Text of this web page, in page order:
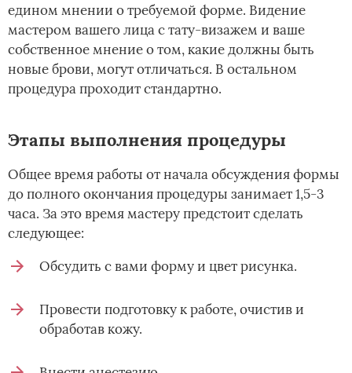
едином мнении о требуемой форме. Видение
мастером вашего лица с тату-визажем и ваше
собственное мнение о том, какие должны быть
новые брови, могут отличаться. В остальном
процедура проходит стандартно.
Этапы выполнения процедуры
Общее время работы от начала обсуждения формы
до полного окончания процедуры занимает 1,5-3
часа. За это время мастеру предстоит сделать
следующее:
Обсудить с вами форму и цвет рисунка.
Провести подготовку к работе, очистив и
обработав кожу.